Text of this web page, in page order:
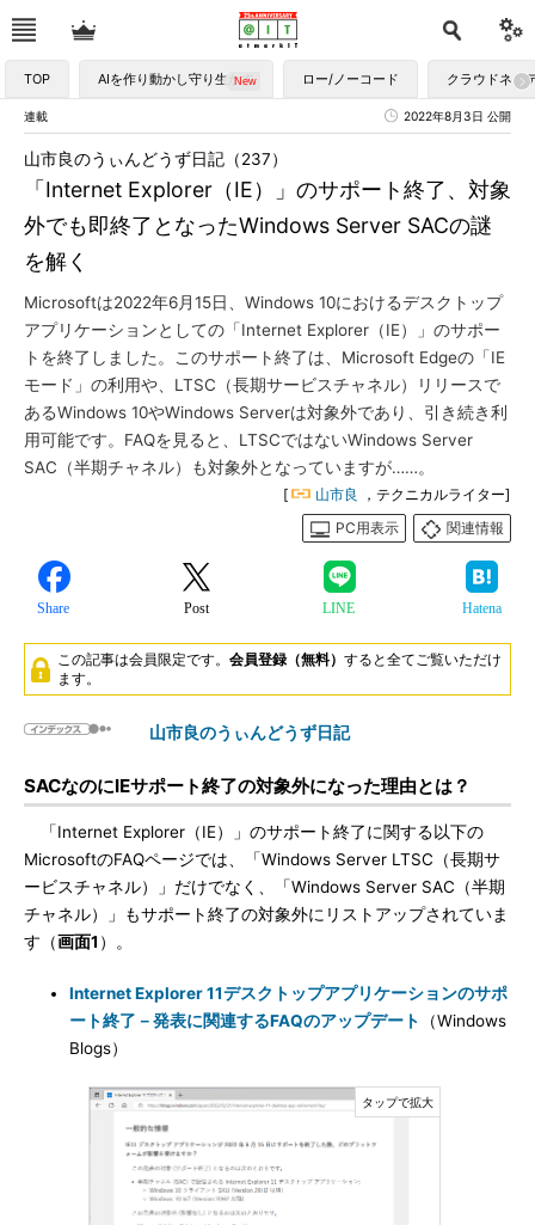
TOP AIを作り動かし守り生かす ロー/ノーコード クラウドネイ
連載 2022年8月3日 公開
「Internet Explorer（IE）」のサポート終了、対象
外でも即終了となったWindows Server SACの謎
を解く
山市良のうぃんどうず日記（237）
Microsoftは2022年6月15日、Windows 10におけるデスクトップ
アプリケーションとしての「Internet Explorer（IE）」のサポー
トを終了しました。このサポート終了は、Microsoft Edgeの「IE
モード」の利用や、LTSC（長期サービスチャネル）リリースで
あるWindows 10やWindows Serverは対象外であり、引き続き利
用可能です。FAQを見ると、LTSCではないWindows Server
SAC（半期チャネル）も対象外となっていますが……。
[ 山市良
，テクニカルライター]
PC用表示
関連情報
Share Post LINE Hatena
この記事は会員限定です。 会員登録（無料） すると全てご覧いただけ
ます。
山市良のうぃんどうず日記
SACなのにIEサポート終了の対象外になった理由とは？
「Internet Explorer（IE）」のサポート終了に関する以下の
MicrosoftのFAQページでは、「Windows Server LTSC（長期サ
ービスチャネル）」だけでなく、「Windows Server SAC（半期
チャネル）」もサポート終了の対象外にリストアップされていま
す（画面1 ）。
Internet Explorer 11デスクトップアプリケーションのサポ
ート終了－発表に関連するFAQのアップデート
（Windows
Blogs）